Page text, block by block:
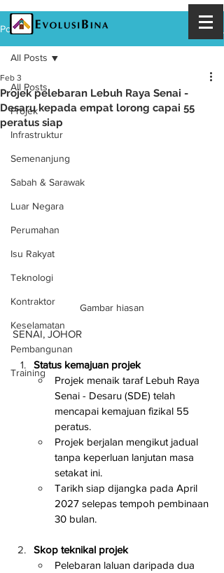
Post
All Posts
Projek
Infrastruktur
Semenanjung
Sabah & Sarawak
Luar Negara
Perumahan
Isu Rakyat
Teknologi
Kontraktor
Keselamatan
Pembangunan
Training
All Posts
Projek pelebaran Lebuh Raya Senai -
Desaru kepada empat lorong capai 55
peratus siap
Feb 3
Gambar hiasan
SENAI, JOHOR
Status kemajuan projek
Projek menaik taraf Lebuh Raya
Senai - Desaru (SDE) telah
mencapai kemajuan fizikal 55
peratus.
Projek berjalan mengikut jadual
tanpa keperluan lanjutan masa
setakat ini.
Tarikh siap dijangka pada April
2027 selepas tempoh pembinaan
30 bulan.
Skop teknikal projek
Pelebaran laluan daripada dua